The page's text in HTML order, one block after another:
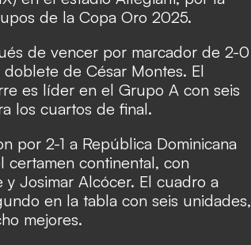
de la Copa Oro 2025.
de vencer por marcador de 2-0
de César Montes. El
es líder en el Grupo A con seis
los cuartos de final.
por 2-1 a República Dominicana
certamen continental, con
Josimar Alcócer. El cuadro a
en la tabla con seis unidades,
mejores.